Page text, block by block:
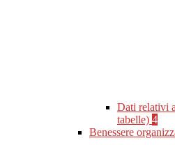
Dati relativi
tabelle) 4
Benessere